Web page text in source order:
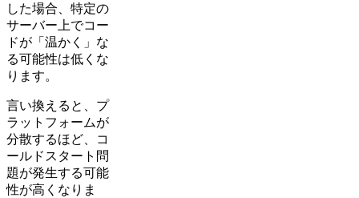
した場合、特定の
サーバー上でコー
ドが「温かく」な
る可能性は低くな
ります。
言い換えると、プ
ラットフォームが
分散するほど、コ
ールドスタート問
題が発生する可能
性が高くなりま